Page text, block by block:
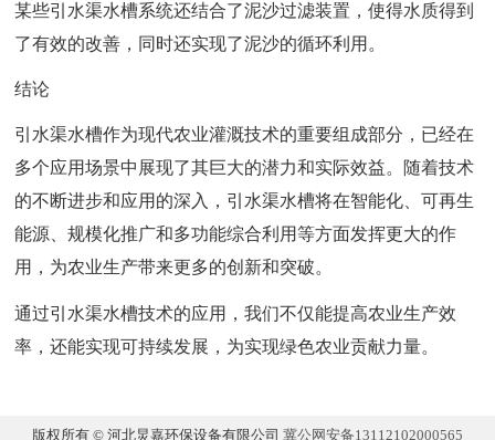
某些引水渠水槽系统还结合了泥沙过滤装置，使得水质得到
了有效的改善，同时还实现了泥沙的循环利用。
结论
引水渠水槽作为现代农业灌溉技术的重要组成部分，已经在
多个应用场景中展现了其巨大的潜力和实际效益。随着技术
的不断进步和应用的深入，引水渠水槽将在智能化、可再生
能源、规模化推广和多功能综合利用等方面发挥更大的作
用，为农业生产带来更多的创新和突破。
通过引水渠水槽技术的应用，我们不仅能提高农业生产效
率，还能实现可持续发展，为实现绿色农业贡献力量。
版权所有 © 河北炅嘉环保设备有限公司 冀公网安备13112102000565